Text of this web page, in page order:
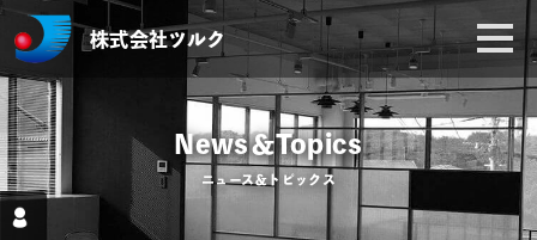
株式会社ツルク
News＆Topics
ニュース＆トピックス